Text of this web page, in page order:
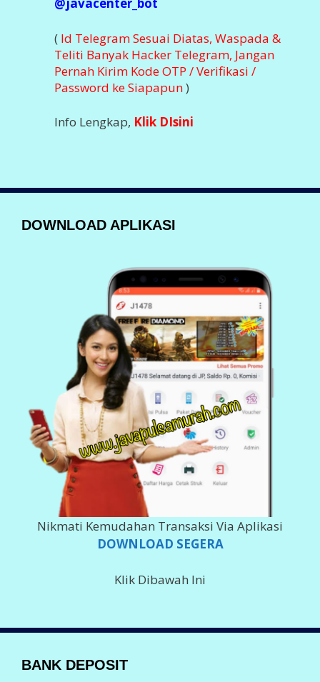
@javacenter_bot
( Id Telegram Sesuai Diatas, Waspada &
Teliti Banyak Hacker Telegram, Jangan
Pernah Kirim Kode OTP / Verifikasi /
Password ke Siapapun)
Info Lengkap, Klik DIsini
DOWNLOAD APLIKASI
Nikmati Kemudahan Transaksi Via Aplikasi
DOWNLOAD SEGERA
Klik Dibawah Ini
BANK DEPOSIT